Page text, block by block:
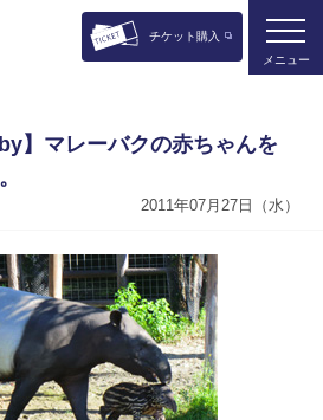
チケット購入
メニュー
】マレーバクの赤ちゃんを
2011年07月27日（水）